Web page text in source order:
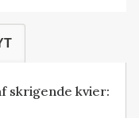
skrigende kvier: